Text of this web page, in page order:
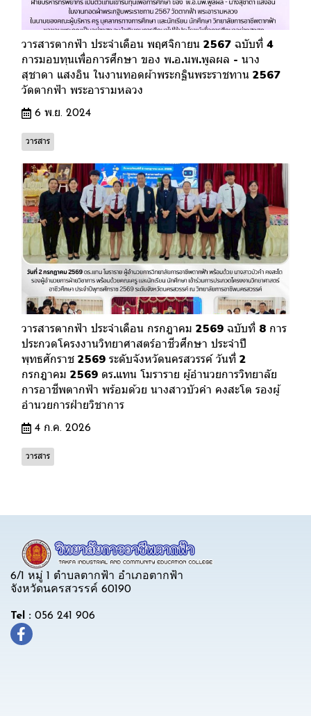
วารสารตากฟ้า ประจำเดือน พฤศจิกายน 2567 ฉบับที่ 4
การมอบทุนเพื่อการศึกษา ของ พ.อ.นพ.พูลผล - นาง
สุชาดา แสงอิน ในงานทอดผ้าพระกฐินพระราชทาน 2567
วัดตากฟ้า พระอารามหลวง
6 พ.ย. 2024
วารสาร
วารสารตากฟ้า ประจำเดือน กรกฎาคม 2569 ฉบับที่ 8 การ
ประกวดโครงงานวิทยาศาสตร์อาชีวศึกษา ประจำปี
พุทธศักราช 2569 ระดับจังหวัดนครสวรรค์ วันที่ 2
กรกฎาคม 2569 ดร.แทน โมราราย ผู้อำนวยการวิทยาลัย
การอาชีพตากฟ้า พร้อมด้วย นางสาวบัวคำ คงสะโต รองผู้
อำนวยการฝ่ายวิชาการ
4 ก.ค. 2026
วารสาร
6/1 หมู่ 1 ตำบลตากฟ้า อำเภอตากฟ้า
จังหวัดนครสวรรค์ 60190
Tel : 056 241 906